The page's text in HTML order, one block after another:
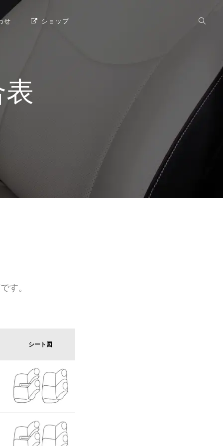
せ ショップ
す。
シート図